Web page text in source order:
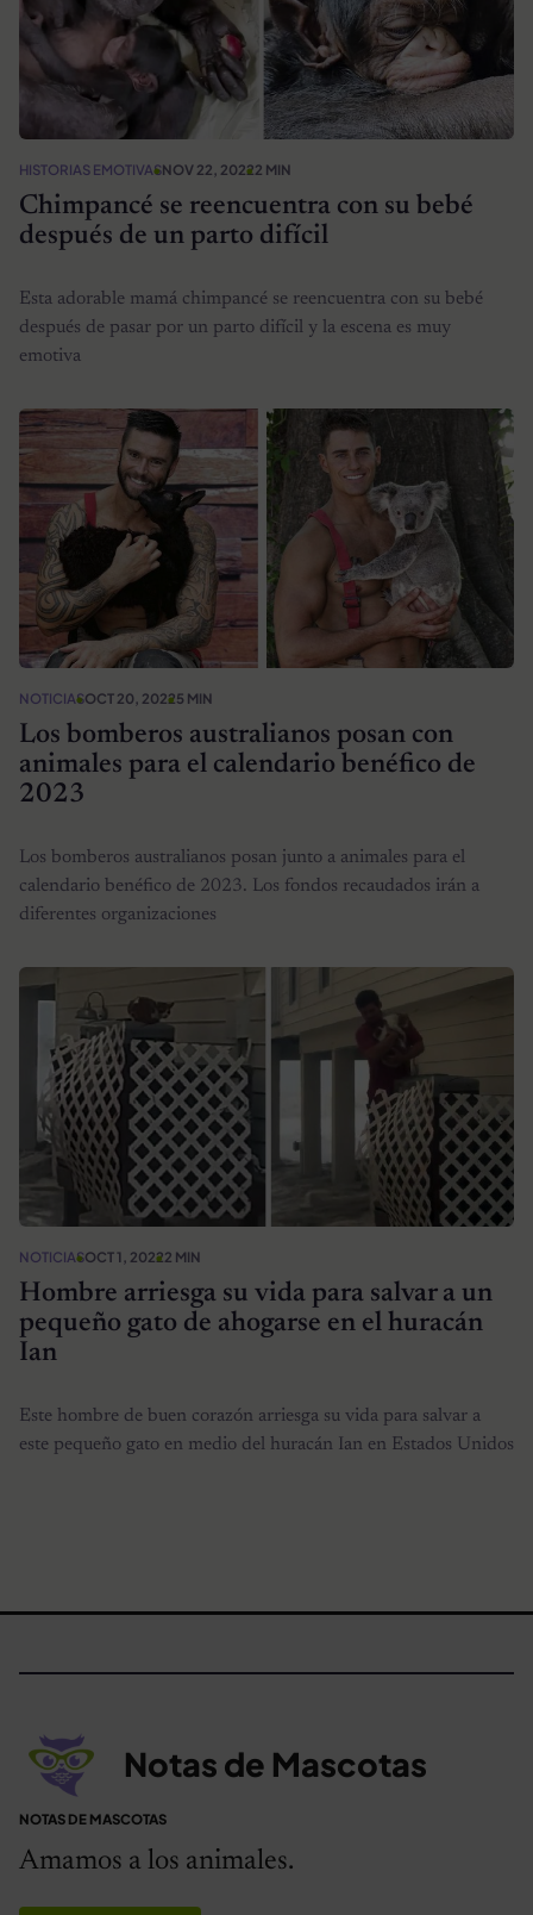
HISTORIAS EMOTIVASNOV 22, 20222 MIN
Chimpancé se reencuentra con su bebé
después de un parto difícil
Esta adorable mamá chimpancé se reencuentra con su bebé
después de pasar por un parto difícil y la escena es muy
emotiva
NOTICIASOCT 20, 20225 MIN
Los bomberos australianos posan con
animales para el calendario benéfico de
2023
Los bomberos australianos posan junto a animales para el
calendario benéfico de 2023. Los fondos recaudados irán a
diferentes organizaciones
NOTICIASOCT 1, 20222 MIN
Hombre arriesga su vida para salvar a un
pequeño gato de ahogarse en el huracán
Ian
Este hombre de buen corazón arriesga su vida para salvar a
este pequeño gato en medio del huracán Ian en Estados Unidos
Notas de Mascotas
NOTAS DE MASCOTAS
Amamos a los animales.